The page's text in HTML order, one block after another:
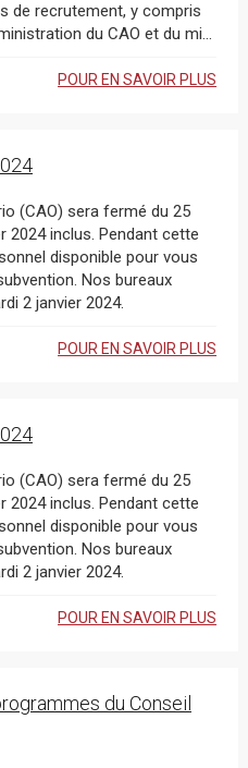
de recrutement, y compris
du CAO et du mi...
POUR EN SAVOIR PLUS
(CAO) sera fermé du 25
disponible pour vous
Nos bureaux
2 janvier 2024.
POUR EN SAVOIR PLUS
(CAO) sera fermé du 25
disponible pour vous
Nos bureaux
2 janvier 2024.
POUR EN SAVOIR PLUS
du Conseil